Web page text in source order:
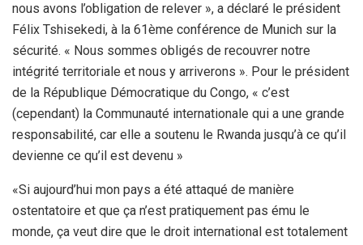
nous avons l’obligation de relever », a déclaré le président
Félix Tshisekedi, à la 61ème conférence de Munich sur la
sécurité. « Nous sommes obligés de recouvrer notre
intégrité territoriale et nous y arriverons ». Pour le président
de la République Démocratique du Congo, « c’est
(cependant) la Communauté internationale qui a une grande
responsabilité, car elle a soutenu le Rwanda jusqu’à ce qu’il
devienne ce qu’il est devenu »
«Si aujourd’hui mon pays a été attaqué de manière
ostentatoire et que ça n’est pratiquement pas ému le
monde, ça veut dire que le droit international est totalement